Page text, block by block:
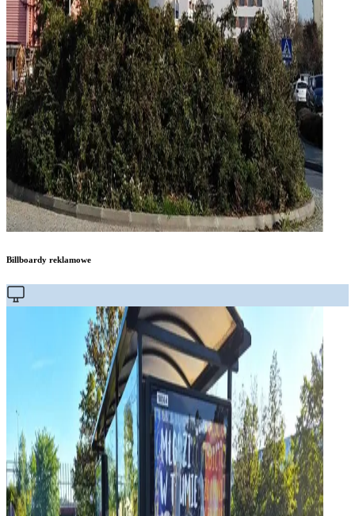
Billboardy reklamowe